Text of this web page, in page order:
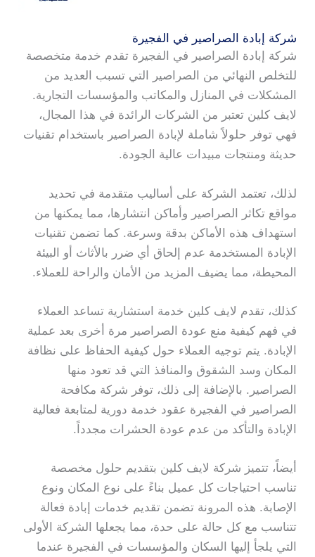
شركة إبادة الصراصير في الفجيرة
شركة إبادة الصراصير في الفجيرة تقدم خدمة متخصصة
للتخلص النهائي من الصراصير التي تسبب العديد من
المشكلات في المنازل والمكاتب والمؤسسات التجارية.
لايف كلين تعتبر من الشركات الرائدة في هذا المجال،
فهي توفر حلولاً شاملة لإبادة الصراصير باستخدام تقنيات
حديثة ومنتجات مبيدات عالية الجودة.
لذلك، تعتمد الشركة على أساليب متقدمة في تحديد
مواقع تكاثر الصراصير وأماكن انتشارها، مما يمكنها من
استهداف هذه الأماكن بدقة وسرعة. كما تضمن تقنيات
الإبادة المستخدمة عدم إلحاق أي ضرر بالأثاث أو البيئة
المحيطة، مما يضيف المزيد من الأمان والراحة للعملاء.
كذلك، تقدم لايف كلين خدمة استشارية تساعد العملاء
في فهم كيفية منع عودة الصراصير مرة أخرى بعد عملية
الإبادة. يتم توجيه العملاء حول كيفية الحفاظ على نظافة
المكان وسد الشقوق والمنافذ التي قد تعود منها
الصراصير. بالإضافة إلى ذلك، توفر شركة مكافحة
الصراصير في الفجيرة عقود خدمة دورية لمتابعة فعالية
الإبادة والتأكد من عدم عودة الحشرات مجدداً.
أيضاً، تتميز شركة لايف كلين بتقديم حلول مخصصة
تناسب احتياجات كل عميل بناءً على نوع المكان ونوع
الإصابة. هذه المرونة تضمن تقديم خدمات إبادة فعالة
تتناسب مع كل حالة على حدة، مما يجعلها الشركة الأولى
التي يلجأ إليها السكان والمؤسسات في الفجيرة عندما